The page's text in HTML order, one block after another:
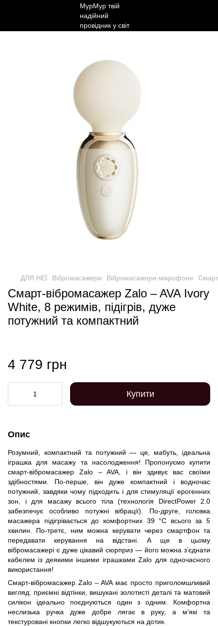
ДЛЯ НЕЇ Вібромасажери Вібромасажери-мікрофони
Смарт-вібромасажер Zalo – AVA Ivory
White, 8 режимів, підігрів, дуже
потужний та компактний
4 779 грн
Купити
Опис
Розумний, компактний та потужний — це, мабуть, ідеальна
іграшка для масажу та насолодження! Пропонуємо купити
смарт-вібромасажер Zalo – AVA, і він здивує вас своїми
здібностями. По-перше, він дуже компактний і водночас
потужний, завдяки чому підходить і для стимуляції ерогенних
зон, і для масажу всього тіла (технологія DirectPower 2.0
забезпечує особливо потужні вібрації). По-друге, головка
масажера підігрівається до комфортних 39 °C всього за 5
хвилин. По-третє, ним можна керувати через смартфон та
передавати керування на відстані. А ще в цьому
вібромасажері є дуже цікавий сюрприз — його можна з’єднати
кабелем із деякими іншими іграшками Zalo для одночасного
використання!
Смарт-вібромасажер Zalo – AVA має просто приголомшливий
вигляд: приємні відтінки, вишукані золотисті деталі та матовий
силікон ідеально поєднуються один з одним. Комфортна
неслизька ручка дуже добре лягає в руку, а м’які та
текстуровані кнопки легко відшукуються на дотик.